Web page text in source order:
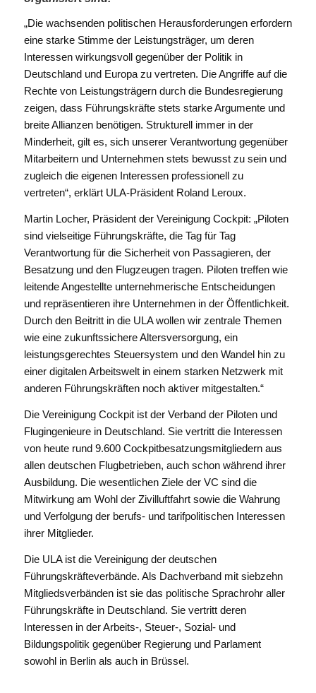
„Die wachsenden politischen Herausforderungen erfordern
eine starke Stimme der Leistungsträger, um deren
Interessen wirkungsvoll gegenüber der Politik in
Deutschland und Europa zu vertreten. Die Angriffe auf die
Rechte von Leistungsträgern durch die Bundesregierung
zeigen, dass Führungskräfte stets starke Argumente und
breite Allianzen benötigen. Strukturell immer in der
Minderheit, gilt es, sich unserer Verantwortung gegenüber
Mitarbeitern und Unternehmen stets bewusst zu sein und
zugleich die eigenen Interessen professionell zu
vertreten“, erklärt ULA-Präsident Roland Leroux.
Martin Locher, Präsident der Vereinigung Cockpit: „Piloten
sind vielseitige Führungskräfte, die Tag für Tag
Verantwortung für die Sicherheit von Passagieren, der
Besatzung und den Flugzeugen tragen. Piloten treffen wie
leitende Angestellte unternehmerische Entscheidungen
und repräsentieren ihre Unternehmen in der Öffentlichkeit.
Durch den Beitritt in die ULA wollen wir zentrale Themen
wie eine zukunftssichere Altersversorgung, ein
leistungsgerechtes Steuersystem und den Wandel hin zu
einer digitalen Arbeitswelt in einem starken Netzwerk mit
anderen Führungskräften noch aktiver mitgestalten.“
Die Vereinigung Cockpit ist der Verband der Piloten und
Flugingenieure in Deutschland. Sie vertritt die Interessen
von heute rund 9.600 Cockpitbesatzungsmitgliedern aus
allen deutschen Flugbetrieben, auch schon während ihrer
Ausbildung. Die wesentlichen Ziele der VC sind die
Mitwirkung am Wohl der Zivilluftfahrt sowie die Wahrung
und Verfolgung der berufs- und tarifpolitischen Interessen
ihrer Mitglieder.
Die ULA ist die Vereinigung der deutschen
Führungskräfteverbände. Als Dachverband mit siebzehn
Mitgliedsverbänden ist sie das politische Sprachrohr aller
Führungskräfte in Deutschland. Sie vertritt deren
Interessen in der Arbeits-, Steuer-, Sozial- und
Bildungspolitik gegenüber Regierung und Parlament
sowohl in Berlin als auch in Brüssel.